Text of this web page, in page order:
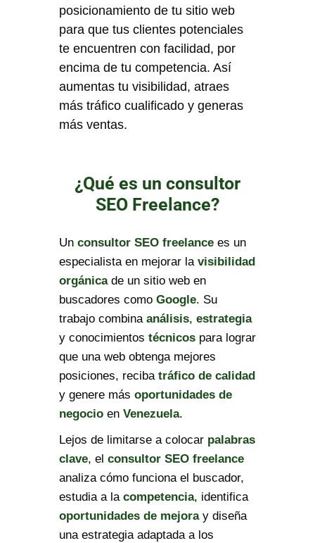
posicionamiento de tu sitio web
para que tus clientes potenciales
te encuentren con facilidad, por
encima de tu competencia. Así
aumentas tu visibilidad, atraes
más tráfico cualificado y generas
más ventas.
¿Qué es un consultor
SEO Freelance?
Un consultor SEO freelance es un
especialista en mejorar la visibilidad
orgánicade un sitio web en
buscadores como Google. Su
trabajo combina análisis, estrategia
y conocimientos técnicos para lograr
que una web obtenga mejores
posiciones, reciba tráfico de calidad
y genere más oportunidades de
negocio en Venezuela.
Lejos de limitarse a colocar palabras
clave, el consultor SEO freelance
analiza cómo funciona el buscador,
estudia a la competencia, identifica
oportunidades de mejoray diseña
una estrategia adaptada a los